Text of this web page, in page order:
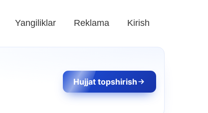
Yangiliklar Reklama Kirish
Hujjat topshirish